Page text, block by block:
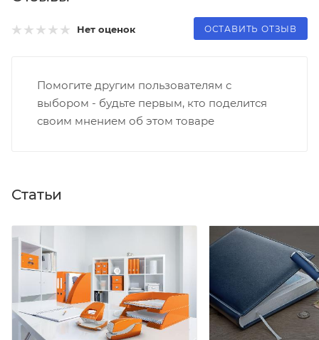
Нет оценок ОСТАВИТЬ ОТЗЫВ
Помогите другим пользователям с
выбором - будьте первым, кто поделится
своим мнением об этом товаре
Статьи